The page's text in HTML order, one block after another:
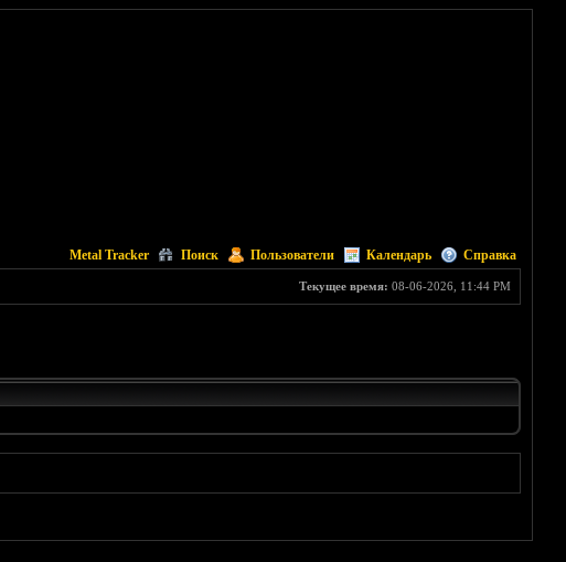
Metal Tracker Поиск Пользователи Календарь Справка
Текущее время: 08-06-2026, 11:44 PM